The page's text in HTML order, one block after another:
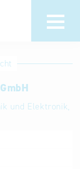
und Elektronik,